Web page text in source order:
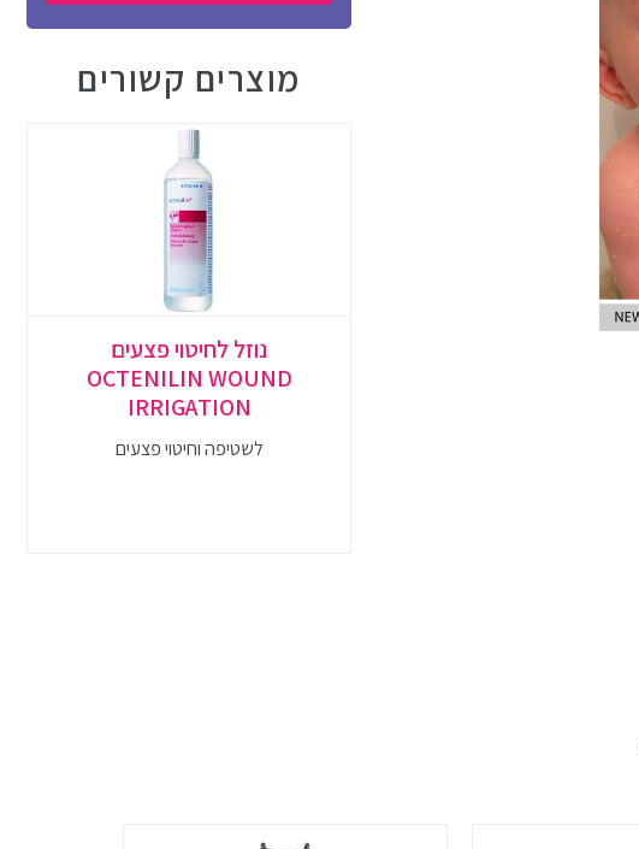
מוצרים קשורים
נוזל לחיטוי פצעים
OCTENILIN WOUND
IRRIGATION
לשטיפה וחיטוי פצעים